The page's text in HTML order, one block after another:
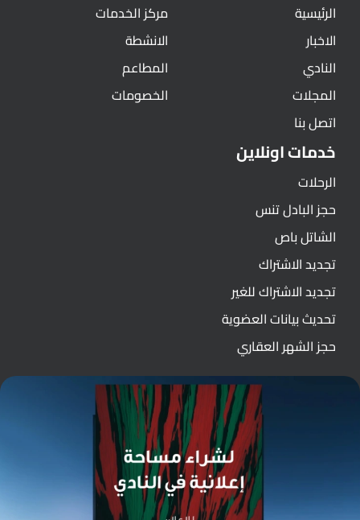
الرئيسية
الاخبار
النادي
المجلات
اتصل بنا
مركز الخدمات
الانشطة
المطاعم
الخصومات
خدمات اونلاين
الرحلات
حجز البادل تنس
الشاتل باص
تجديد الاشتراك
تجديد الاشتراك للغير
تحديث بيانات العضوية
حجز الشهر العقاري